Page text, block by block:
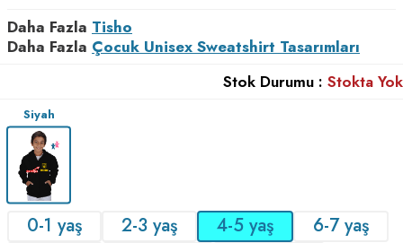
Daha Fazla Tisho
Daha Fazla Çocuk Unisex Sweatshirt Tasarımları
Stok Durumu : Stokta Yok
Siyah
0-1 yaş 2-3 yaş 4-5 yaş
6-7 yaş